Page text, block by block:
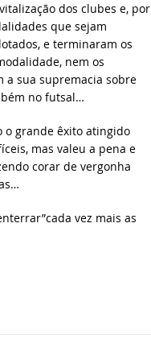
dos clubes e, por
que sejam
e terminaram os
nem os
a sua supremacia sobre
no futsal…
o grande êxito atingido
mas valeu a pena e
corar de vergonha
vez mais as